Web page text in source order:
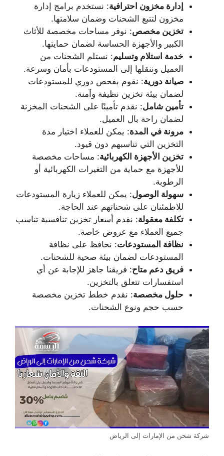
إدارة مخزون احترافية: نستخدم برامج إدارة
مخزون لتتبع الشحنات وضمان سلامتها.
تخزين مخصص: نوفر مساحات مخصصة للأثاث
الكبير والأجهزة الحساسة لضمان حمايتها.
خدمة استلام وتسليم: نستلم الشحنات من
العميل وننقلها إلى المستودعات بأمان وسرعة.
صيانة دورية: نقوم بفحص دوري للمستودعات
لضمان بيئة تخزين نظيفة وآمنة.
تأمين شامل: نقدم تأمينًا على الشحنات المخزنة
لضمان راحة بال العميل.
مرونة في المدة: يمكن للعملاء اختيار مدة
التخزين التي تناسبهم دون قيود.
تخزين الأجهزة الكهربائية: مساحات مخصصة
للأجهزة مع حماية من التغيرات الكهربائية أو
الرطوبة.
سهولة الوصول: يمكن للعملاء زيارة المستودعات
للاطمئنان على شحناتهم عند الحاجة.
تكلفة معقولة: نقدم أسعار تخزين تنافسية تناسب
جميع العملاء مع عروض خاصة.
نظافة المستودعات: نحافظ على نظافة
المستودعات لضمان بيئة صحية للشحنات.
فريق دعم متاح: فريقنا جاهز للإجابة عن أي
استفسارات تتعلق بالتخزين.
حلول مخصصة: نقدم خطط تخزين مخصصة
حسب حجم ونوع الشحنات.
شركة شحن من الإمارات إلى الرياض